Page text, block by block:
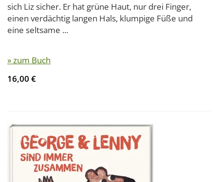
sich Liz sicher. Er hat grüne Haut, nur drei Finger,
einen verdächtig langen Hals, klumpige Füße und
eine seltsame ...
» zum Buch
16,00 €